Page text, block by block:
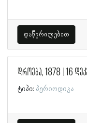
დაწვრილებით
დროება, 1878 | 16
ტიპი: პერიოდიკა